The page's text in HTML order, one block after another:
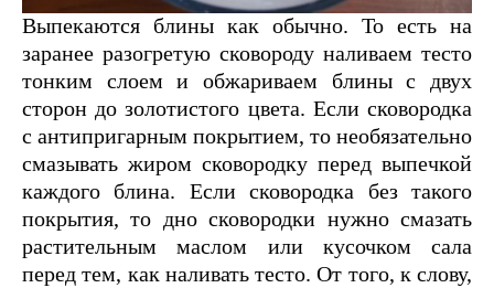
Выпекаются блины как обычно. То есть на
заранее разогретую сковороду наливаем тесто
тонким слоем и обжариваем блины с двух
сторон до золотистого цвета. Если сковородка
с антипригарным покрытием, то необязательно
смазывать жиром сковородку перед выпечкой
каждого блина. Если сковородка без такого
покрытия, то дно сковородки нужно смазать
растительным маслом или кусочком сала
перед тем, как наливать тесто. От того, к слову,